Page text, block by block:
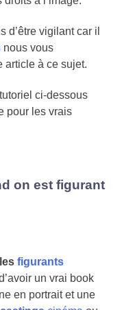
d’être vigilant car il
nous vous
article à ce sujet.
ci-dessous
pour les vrais
on est figurant
figurants
un vrai book
en portrait et une